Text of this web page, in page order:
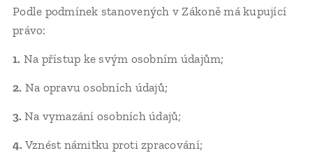
Podle podmínek stanovených v Zákoně má kupující
právo:
1. Na přístup ke svým osobním údajům;
2. Na opravu osobních údajů;
3. Na vymazání osobních údajů;
4. Vznést námitku proti zpracování;